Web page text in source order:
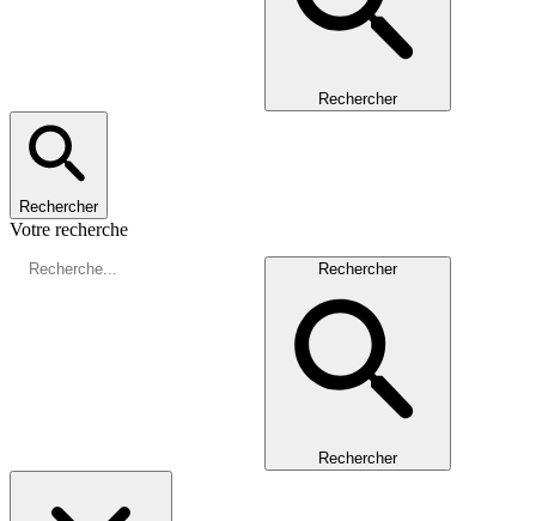
Rechercher
Rechercher
Votre recherche
Rechercher
Rechercher